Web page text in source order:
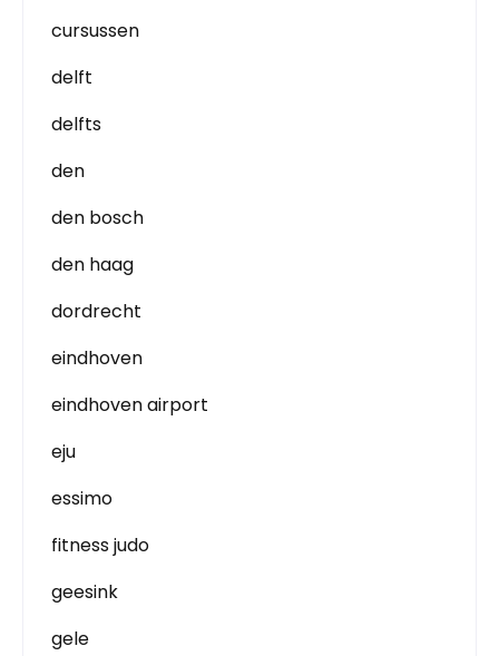
cursussen
delft
delfts
den
den bosch
den haag
dordrecht
eindhoven
eindhoven airport
eju
essimo
fitness judo
geesink
gele